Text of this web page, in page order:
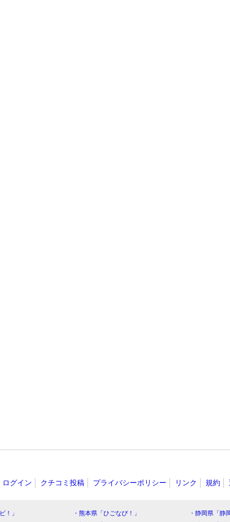
ログイン クチコミ投稿 プライバシーポリシー リンク 規約
！」 ・熊本県「ひごなび！」 ・静岡県「静